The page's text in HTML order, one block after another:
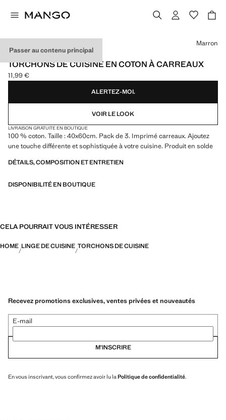
Passer au contenu principal
3 PACK
TORCHONS DE CUISINE EN COTON À CARREAUX
Prix actuel [11,99 € ]
11,99 €
Choisissez une couleur
Marron
ALERTEZ-MOI.
VOIR LE LOOK
LIVRAISON GRATUITE EN BOUTIQUE
100 % coton. Taille : 40x60cm. Pack de 3. Imprimé carreaux. Ajoutez
une touche différente et sophistiquée à votre cuisine. Produit en solde
DÉTAILS, COMPOSITION ET ENTRETIEN
DISPONIBILITÉ EN BOUTIQUE
CELA POURRAIT VOUS INTÉRESSER
HOME LINGE DE CUISINE TORCHONS DE CUISINE
Recevez promotions exclusives, ventes privées et nouveautés
E-mail
M’INSCRIRE
En vous inscrivant, vous confirmez avoir lu la Politique de confidentialité.